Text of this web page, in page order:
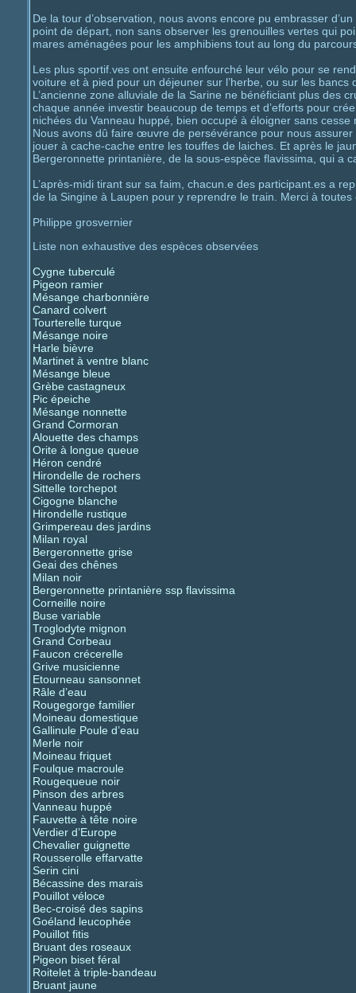
De la tour d’observation, nous avons encore pu embrasser
point de départ, non sans observer les grenouilles vertes qui
mares aménagées pour les amphibiens tout au long du
Les plus sportif.ves ont ensuite enfourché leur vélo pour se
voiture et à pied pour un déjeuner sur l’herbe, ou sur les bancs
L’ancienne zone alluviale de la Sarine ne bénéficiant plus des
chaque année investir beaucoup de temps et d’efforts pour
nichées du Vanneau huppé, bien occupé à éloigner sans
Nous avons dû faire œuvre de persévérance pour nous assurer
jouer à cache-cache entre les touffes de laiches. Et après le
Bergeronnette printanière, de la sous-espèce flavissima, qui a
L’après-midi tirant sur sa faim, chacun.e des participant.es a
de la Singine à Laupen pour y reprendre le train. Merci à toutes
Philippe grosvernier
Liste non exhaustive des espèces observées
Cygne tuberculé
Pigeon ramier
Mésange charbonnière
Canard colvert
Tourterelle turque
Mésange noire
Harle bièvre
Martinet à ventre blanc
Mésange bleue
Grèbe castagneux
Pic épeiche
Mésange nonnette
Grand Cormoran
Alouette des champs
Orite à longue queue
Héron cendré
Hirondelle de rochers
Sittelle torchepot
Cigogne blanche
Hirondelle rustique
Grimpereau des jardins
Milan royal
Bergeronnette grise
Geai des chênes
Milan noir
Bergeronnette printanière ssp flavissima
Corneille noire
Buse variable
Troglodyte mignon
Grand Corbeau
Faucon crécerelle
Grive musicienne
Etourneau sansonnet
Râle d’eau
Rougegorge familier
Moineau domestique
Gallinule Poule d’eau
Merle noir
Moineau friquet
Foulque macroule
Rougequeue noir
Pinson des arbres
Vanneau huppé
Fauvette à tête noire
Verdier d’Europe
Chevalier guignette
Rousserolle effarvatte
Serin cini
Bécassine des marais
Pouillot véloce
Bec-croisé des sapins
Goéland leucophée
Pouillot fitis
Bruant des roseaux
Pigeon biset féral
Roitelet à triple-bandeau
Bruant jaune